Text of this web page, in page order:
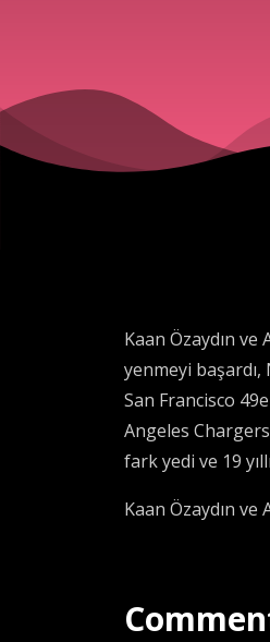
Kaan Özaydın
yenmeyi
San Francisco
Angeles
fark yedi ve 19
Kaan Özaydın